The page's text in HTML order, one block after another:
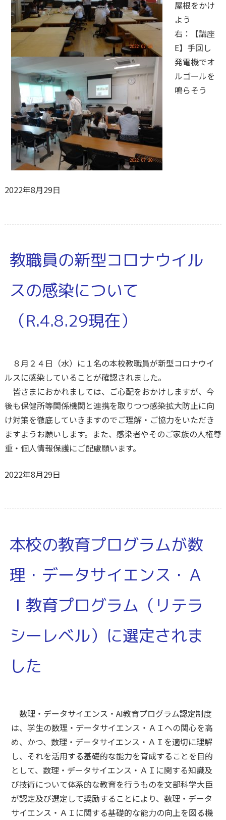
屋根をかけ
よう
右：【講座
E】手回し
発電機でオ
ルゴールを
鳴らそう
2022年8月29日
教職員の新型コロナウイル
スの感染について
（R.4.8.29現在）
８月２４日（水）に１名の本校教職員が新型コロナウイ
ルスに感染していることが確認されました。
皆さまにおかれましては、ご心配をおかけしますが、今
後も保健所等関係機関と連携を取りつつ感染拡大防止に向
け対策を徹底していきますのでご理解・ご協力をいただき
ますようお願いします。また、感染者やそのご家族の人権尊
重・個人情報保護にご配慮願います。
2022年8月29日
本校の教育プログラムが数
理・データサイエンス・Ａ
Ｉ教育プログラム（リテラ
シーレベル）に選定されま
した
数理・データサイエンス・AI教育プログラム認定制度
は、学生の数理・データサイエンス・ＡＩへの関心を高
め、かつ、数理・データサイエンス・ＡＩを適切に理解
し、それを活用する基礎的な能力を育成することを目的
として、数理・データサイエンス・ＡＩに関する知識及
び技術について体系的な教育を行うものを文部科学大臣
が認定及び選定して奨励することにより、数理・データ
サイエンス・ＡＩに関する基礎的な能力の向上を図る機